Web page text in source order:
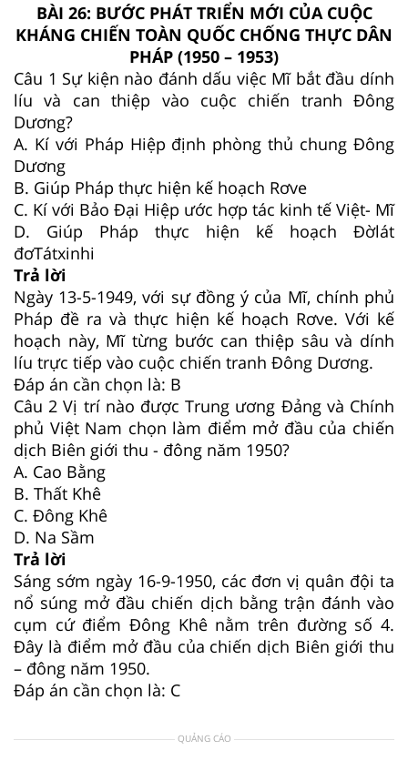
BÀI 26: BƯỚC PHÁT TRIỂN MỚI CỦA CUỘC
KHÁNG CHIẾN TOÀN QUỐC CHỐNG THỰC DÂN
PHÁP (1950 – 1953)
Câu 1 Sự kiện nào đánh dấu việc Mĩ bắt đầu dính
líu và can thiệp vào cuộc chiến tranh Đông
Dương?
A. Kí với Pháp Hiệp định phòng thủ chung Đông
Dương
B. Giúp Pháp thực hiện kế hoạch Rơve
C. Kí với Bảo Đại Hiệp ước hợp tác kinh tế Việt- Mĩ
D. Giúp Pháp thực hiện kế hoạch Đờlát
đơTátxinhi
Trả lời
Ngày 13-5-1949, với sự đồng ý của Mĩ, chính phủ
Pháp đề ra và thực hiện kế hoạch Rơve. Với kế
hoạch này, Mĩ từng bước can thiệp sâu và dính
líu trực tiếp vào cuộc chiến tranh Đông Dương.
Đáp án cần chọn là: B
Câu 2Vị trí nào được Trung ương Đảng và Chính
phủ Việt Nam chọn làm điểm mở đầu của chiến
dịch Biên giới thu - đông năm 1950?
A. Cao Bằng
B. Thất Khê
C. Đông Khê
D. Na Sầm
Trả lời
Sáng sớm ngày 16-9-1950, các đơn vị quân đội ta
nổ súng mở đầu chiến dịch bằng trận đánh vào
cụm cứ điểm Đông Khê nằm trên đường số 4.
Đây là điểm mở đầu của chiến dịch Biên giới thu
– đông năm 1950.
Đáp án cần chọn là: C
QUẢNG CÁO